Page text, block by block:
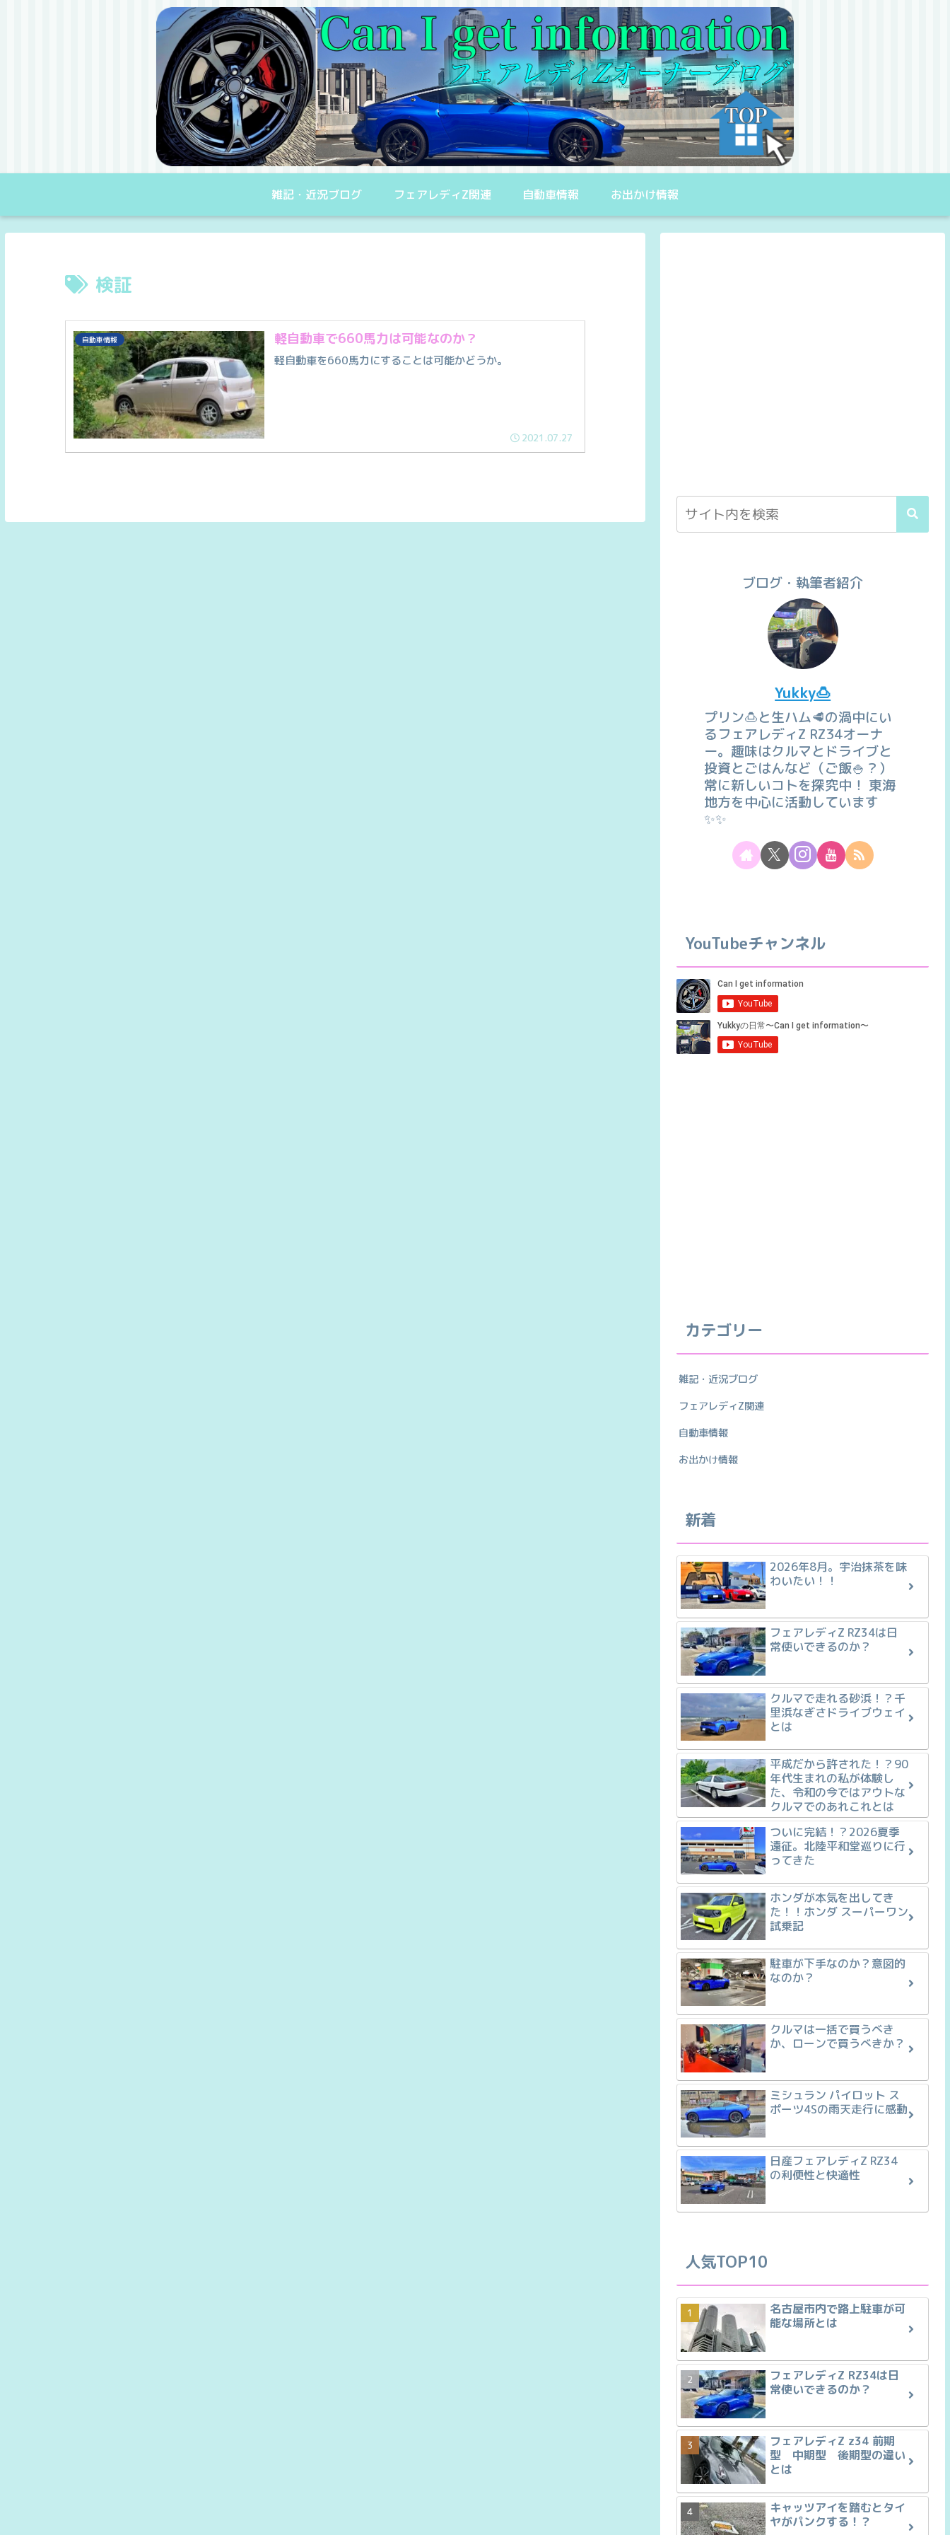
雑記・近況ブログ フェアレディZ関連 自動車情報 お出かけ情報
検証
自動車情報 軽自動車で660馬力は可能なのか？
軽自動車を660馬力にすることは可能かどうか。
2021.07.27
ブログ・執筆者紹介
Yukky🍮
プリン🍮と生ハム🥩の渦中にい
るフェアレディZ RZ34オーナ
ー。趣味はクルマとドライブと
投資とごはんなど（ご飯🍚？）
常に新しいコトを探究中！ 東海
地方を中心に活動しています
✨✨
YouTubeチャンネル
カテゴリー
雑記・近況ブログ
フェアレディZ関連
自動車情報
お出かけ情報
新着
2026年8月。宇治抹茶を味
わいたい！！
フェアレディZ RZ34は日
常使いできるのか？
クルマで走れる砂浜！？千
里浜なぎさドライブウェイ
とは
平成だから許された！？90
年代生まれの私が体験し
た、令和の今ではアウトな
クルマでのあれこれとは
ついに完結！？2026夏季
遠征。北陸平和堂巡りに行
ってきた
ホンダが本気を出してき
た！！ホンダ スーパーワン
試乗記
駐車が下手なのか？意図的
なのか？
クルマは一括で買うべき
か、ローンで買うべきか？
ミシュラン パイロット ス
ポーツ4Sの雨天走行に感動
日産フェアレディZ RZ34
の利便性と快適性
人気TOP10
名古屋市内で路上駐車が可
能な場所とは
フェアレディZ RZ34は日
常使いできるのか？
フェアレディZ z34 前期
型 中期型 後期型の違い
とは
キャッツアイを踏むとタイ
ヤがパンクする！？